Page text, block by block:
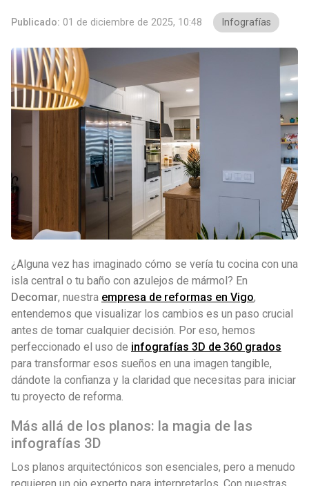
Publicado: 01 de diciembre de 2025, 10:48 Infografías
¿Alguna vez has imaginado cómo se vería tu cocina con una
isla central o tu baño con azulejos de mármol? En
Decomar, nuestra empresa de reformas en Vigo,
entendemos que visualizar los cambios es un paso crucial
antes de tomar cualquier decisión. Por eso, hemos
perfeccionado el uso de infografías 3D de 360 grados
para transformar esos sueños en una imagen tangible,
dándote la confianza y la claridad que necesitas para iniciar
tu proyecto de reforma.
Más allá de los planos: la magia de las
infografías 3D
Los planos arquitectónicos son esenciales, pero a menudo